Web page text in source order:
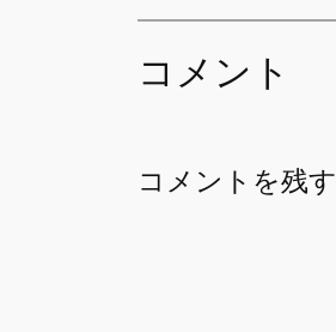
コメント
コメントを残す